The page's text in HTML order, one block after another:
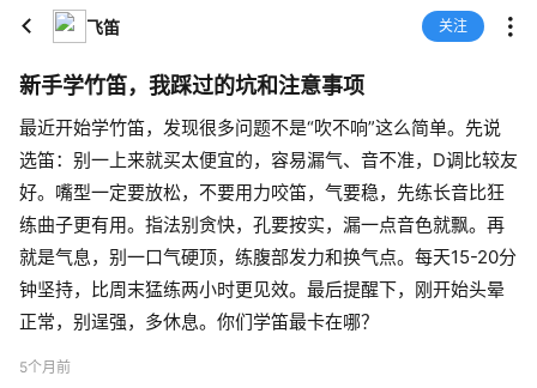
飞笛 关注
新手学竹笛，我踩过的坑和注意事项
最近开始学竹笛，发现很多问题不是“吹不响”这么简单。先说
选笛：别一上来就买太便宜的，容易漏气、音不准，D调比较友
好。嘴型一定要放松，不要用力咬笛，气要稳，先练长音比狂
练曲子更有用。指法别贪快，孔要按实，漏一点音色就飘。再
就是气息，别一口气硬顶，练腹部发力和换气点。每天15-20分
钟坚持，比周末猛练两小时更见效。最后提醒下，刚开始头晕
正常，别逞强，多休息。你们学笛最卡在哪？
5个月前